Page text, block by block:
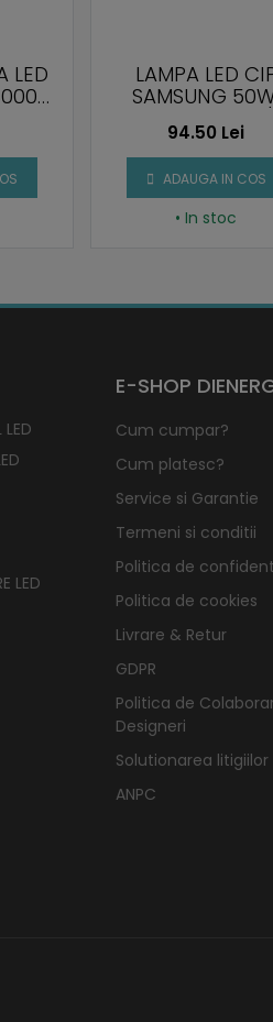
LED
LAMPA LED
SAMSUNG
1500MM, 120 LM/
6500K
94.50 Lei
ADAUGA IN COS
• In stoc
LED
LED
E-SHOP
Cum cumpar?
Cum platesc?
Service si Garantie
Termeni si conditii
Politica de
Politica de cookies
Livrare & Retur
GDPR
Politica de
Designeri
Solutionarea litigiilor
ANPC